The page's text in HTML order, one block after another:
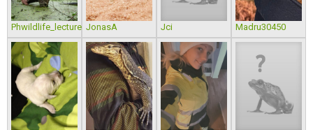
Phwildlife_lecture JonasA Jci Madru30450